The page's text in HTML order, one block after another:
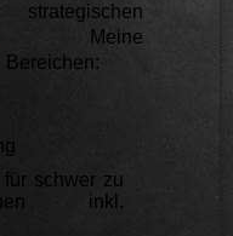
Meine
Bereichen:
für schwer zu
inkl.